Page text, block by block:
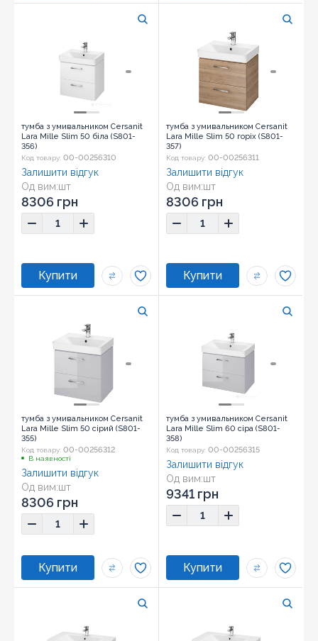
тумба з умивальником Cersanit
Lara Mille Slim 50 біла (S801-
356)
Код товару: 00-00256310
Од вим:шт
Залишити відгук
8306 грн
тумба з умивальником Cersanit
Lara Mille Slim 50 горіх (S801-
357)
Код товару: 00-00256311
Од вим:шт
Залишити відгук
8306 грн
тумба з умивальником Cersanit
Lara Mille Slim 50 сірий (S801-
355)
Код товару: 00-00256312
В наявності
Од вим:шт
Залишити відгук
8306 грн
тумба з умивальником Cersanit
Lara Mille Slim 60 сіра (S801-
358)
Код товару: 00-00256315
Од вим:шт
Залишити відгук
9341 грн